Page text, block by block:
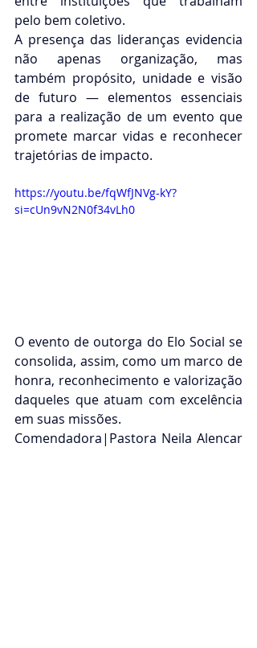
pelo bem coletivo.
A presença das lideranças evidencia
não apenas organização, mas
também propósito, unidade e visão
de futuro — elementos essenciais
para a realização de um evento que
promete marcar vidas e reconhecer
trajetórias de impacto.
https://youtu.be/fqWfJNVg-kY?
si=cUn9vN2N0f34vLh0
O evento de outorga do Elo Social se
consolida, assim, como um marco de
honra, reconhecimento e valorização
daqueles que atuam com excelência
em suas missões.
Comendadora|Pastora Neila Alencar